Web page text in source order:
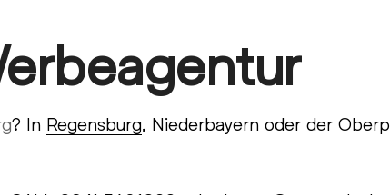
? In Regensburg, Niederbayern oder der